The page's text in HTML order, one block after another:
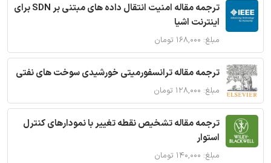
ترجمه مقاله امنیت انتقال داده های مبتنی بر SDN برای
اینترنت اشیا
مبلغ: ۱۶۸,۰۰۰ تومان
ترجمه مقاله ترانسفورمیتی خورشیدی سوخت های نفتی
مبلغ: ۱۲۸,۰۰۰ تومان
ترجمه مقاله تشخیص نقطه تغییر با نمودارهای کنترل
استوار
مبلغ: ۱۴۰,۰۰۰ تومان